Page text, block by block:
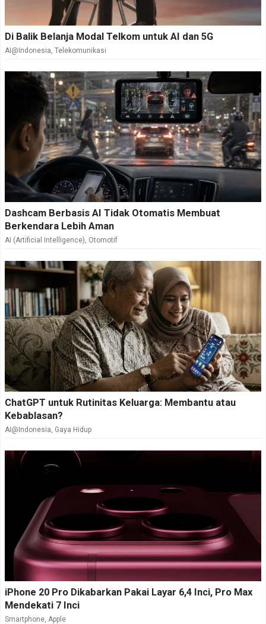
Di Balik Belanja Modal Telkom untuk AI dan 5G
AI@Indonesia, Telekomunikasi
Dashcam Berbasis AI Tidak Otomatis Membuat
Berkendara Lebih Aman
AI (Artificial Intelligence), Otomotif
ChatGPT untuk Rutinitas Keluarga: Membantu atau
Kebablasan?
AI@Indonesia, Gaya Hidup
iPhone 20 Pro Dikabarkan Pakai Layar 6,4 Inci, Pro Max
Mendekati 7 Inci
Smartphone, Apple